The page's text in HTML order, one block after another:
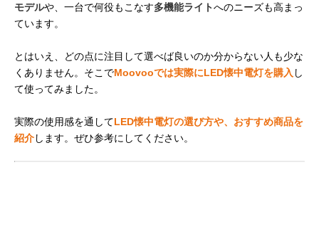
モデルや、一台で何役もこなす多機能ライトへのニーズも高まっ
ています。
とはいえ、どの点に注目して選べば良いのか分からない人も少な
くありません。そこでMoovooでは実際にLED懐中電灯を購入 し
て使ってみました。
実際の使用感を通してLED懐中電灯の選び方や、おすすめ商品を
紹介します。ぜひ参考にしてください。